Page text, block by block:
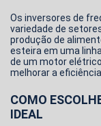
Os inversores de
variedade de
produção de
esteira em uma
de um motor
melhorar a
COMO
IDEAL